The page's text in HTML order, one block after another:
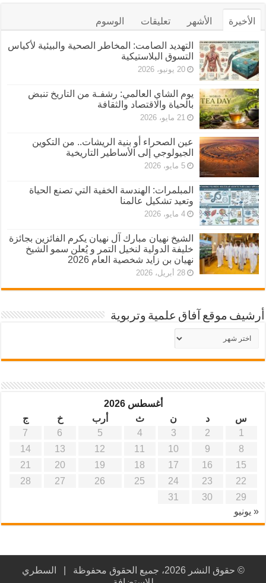
الأخيرة الأشهر تعليقات الوسوم
التهديد الصامت: المخاطر الصحية والبيئية لأكياس
التسوق البلاستيكية
20 يونيو، 2026
يوم الشاي العالمي: رشفـة من التاريخ تنبض
بالحياة والاقتصاد والثقافة
21 مايو، 2026
عين الصحراء أو بنية الريشات.. من التكوين
الجيولوجي إلى الأساطير التاريخية
5 مايو، 2026
المبلمرات: الهندسة الخفية التي تصنع الحياة
وتعيد تشكيل عالمنا
4 مايو، 2026
الشيخ نهيان مبارك آل نهيان يكرم الفائزين بجائزة
خليفة الدولية لنخيل التمر و يُعلن سمو الشيخ
نهيان بن زايد شخصية العام 2026
28 أبريل، 2026
أرشيف موقع آفاق علمية وتربوية
أرشيف
موقع
آفاق
أغسطس 2026
س
د ن ث أرب خ
ج
1
2
3
4
5
6
7
8
9
10
11
12
13
14
15
16
17
18
19
20
21
22
23
24
25
26
27
28
29
30
31
« يونيو
© حقوق النشر 2026، جميع الحقوق محفوظة |
السطري